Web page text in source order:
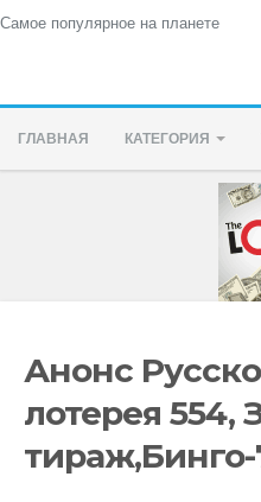
Самое популярное на планете
ГЛАВНАЯ КАТЕГОРИЯ
Анонс
лотерея 554,
тираж,Бинго-